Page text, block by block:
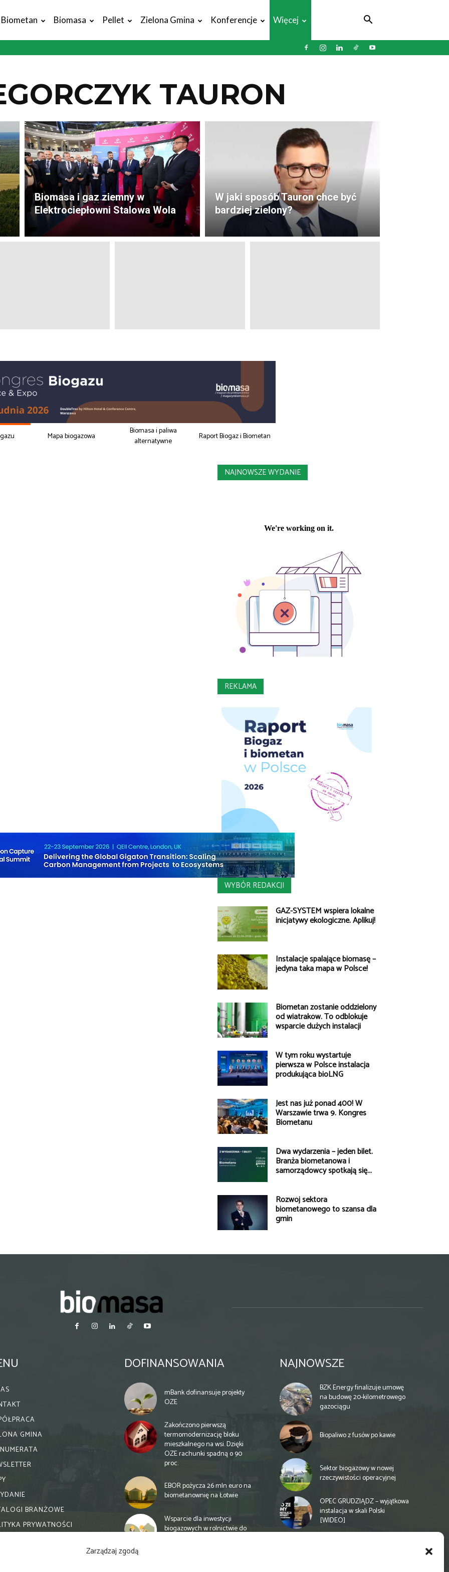
Zarządzaj zgodą
Biometan Biomasa Pellet Zielona Gmina Konferencje Więcej
TAURON
Biomasa i gaz ziemny w
Elektrociepłowni Stalowa Wola
W jaki sposób Tauron chce być
bardziej zielony?
Mapa biogazowa
Biomasa i paliwa
alternatywne
Raport Biogaz i Biometan
NAJNOWSZE WYDANIE
REKLAMA
WYBÓR REDAKCJI
GAZ-SYSTEM wspiera lokalne
inicjatywy ekologiczne. Aplikuj!
Instalacje spalające biomasę –
jedyna taka mapa w Polsce!
Biometan zostanie oddzielony
od wiatraków. To odblokuje
wsparcie dużych instalacji
W tym roku wystartuje
pierwsza w Polsce instalacja
produkująca bioLNG
Jest nas już ponad 400! W
Warszawie trwa 9. Kongres
Biometanu
Dwa wydarzenia – jeden bilet.
Branża biometanowa i
samorządowcy spotkają się...
Rozwój sektora
biometanowego to szansa dla
gmin
GMINA
BRANŻOWE
PRYWATNOŚCI
DOFINANSOWANIA
mBank dofinansuje projekty
OZE
Zakończono pierwszą
termomodernizację bloku
mieszkalnego na wsi. Dzięki
OZE rachunki spadną o 90
proc.
EBOR pożycza 26 mln euro na
biometanownię na Łotwie
Wsparcie dla inwestycji
biogazowych w rolnictwie do
NAJNOWSZE
BZK Energy finalizuje umowę
na budowę 20-kilometrowego
gazociągu
Biopaliwo z fusów po kawie
Sektor biogazowy w nowej
rzeczywistości operacyjnej
OPEC GRUDZIĄDZ – wyjątkowa
instalacja w skali Polski
[WIDEO]